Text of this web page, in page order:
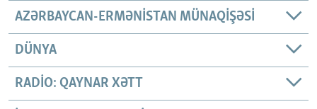
AZƏRBAYCAN-ERMƏNISTAN MÜNAQIŞƏSI
DÜNYA
RADIO: QAYNAR XƏTT